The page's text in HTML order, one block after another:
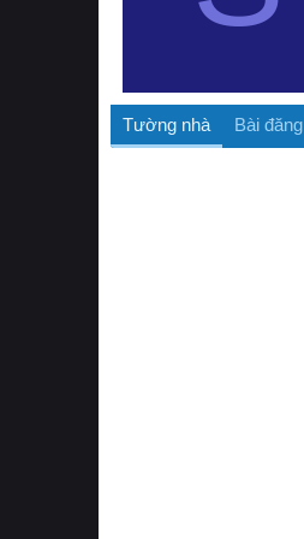
Tường nhà Bài đăng